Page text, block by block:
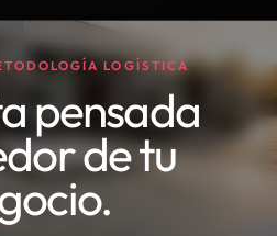
LOGÍSTICA
pensada
de tu